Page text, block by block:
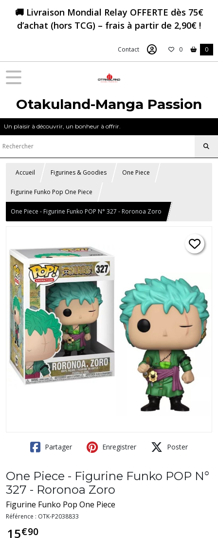
🚚 Livraison Mondial Relay OFFERTE dès 75€
d’achat (hors TCG) – frais à partir de 2,90€ !
Contact 0 0
Otakuland-Manga Passion
Un plaisir à découvrir, un bonheur à offrir.
Accueil Figurines & Goodies One Piece
Figurine Funko Pop One Piece
One Piece - Figurine Funko POP N° 327 - Roronoa Zoro
Partager Enregistrer Poster
One Piece - Figurine Funko POP N°
327 - Roronoa Zoro
Figurine Funko Pop One Piece
Référence : OTK-P2038833
15€90